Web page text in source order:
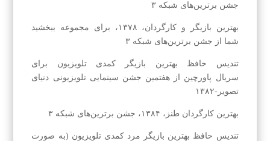
جشن برترین‌های شبکه ۳
بهترین بازیگر و کارگردان، ۱۳۷۸، برای مجموعه ببخشید
شما از جشن برترین‌های شبکه ۳
تندیس حافظ بهترین بازیگر کمدی تلویزیون برای
سریال پاورچین از هفتمین جشن سینمایی تلویزیونی دنیای
تصویر-۱۳۸۲
بهترین کارگردان طنز، ۱۳۸۴، جشن برترین‌های شبکه ۳
تندیس حافظ بهترین بازیگر مرد کمدی تلویزیون (به صورت